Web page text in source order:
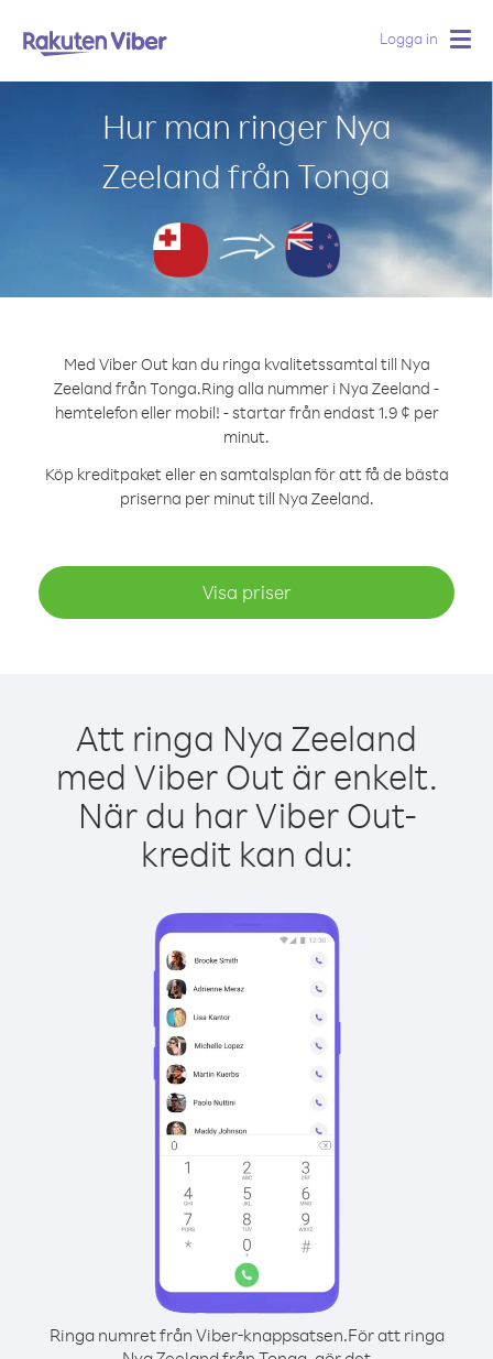
Logga in
Hur man ringer Nya
Zeeland från Tonga
Med Viber Out kan du ringa kvalitetssamtal till Nya
Zeeland från Tonga.Ring alla nummer i Nya Zeeland -
hemtelefon eller mobil! - startar från endast 1.9 ¢ per
minut.
Köp kreditpaket eller en samtalsplan för att få de bästa
priserna per minut till Nya Zeeland.
Visa priser
Att ringa Nya Zeeland
med Viber Out är enkelt.
När du har Viber Out-
kredit kan du:
Ringa numret från Viber-knappsatsen.För att ringa